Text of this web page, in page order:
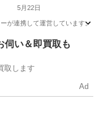
5月22日
ーが連携して運営していま
伺い＆即買取も
取します
Ad